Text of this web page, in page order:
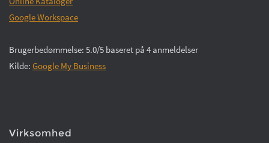
Google Workspace
Brugerbedømmelse: 5.0/5 baseret på 4 anmeldelser
Kilde: Google My Business
Virksomhed